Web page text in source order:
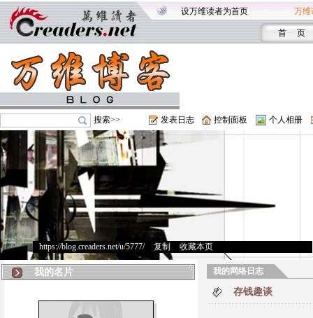
设万维读者为首页 万维
首 页
搜索>> 发表日志 控制面板 个人相册
https://blog.creaders.net/u/5777/> 复制 收藏本页
我的名片 我的网络日志
存钱趣谈